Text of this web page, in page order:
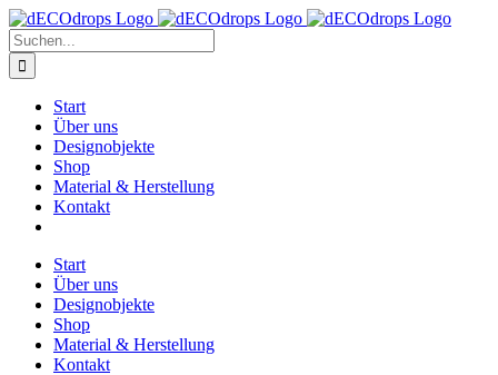
Zum
Inhalt
springen
Suche
nach:
Start
Über uns
Designobjekte
Shop
Material & Herstellung
Kontakt
Start
Über uns
Designobjekte
Shop
Material & Herstellung
Kontakt